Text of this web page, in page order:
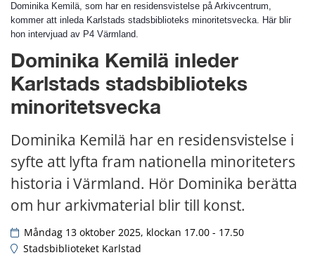
Dominika Kemilä, som har en residensvistelse på Arkivcentrum,
kommer att inleda Karlstads stadsbiblioteks minoritetsvecka. Här blir
hon intervjuad av P4 Värmland.
Dominika Kemilä inleder
Karlstads stadsbiblioteks
minoritetsvecka
Dominika Kemilä har en residensvistelse i
syfte att lyfta fram nationella minoriteters
historia i Värmland. Hör Dominika berätta
om hur arkivmaterial blir till konst.
Måndag 13 oktober 2025, klockan 17.00 - 17.50
Stadsbiblioteket Karlstad